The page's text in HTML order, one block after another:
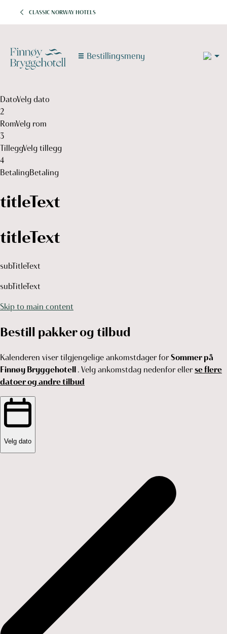
CLASSIC NORWAY HOTELS
Bestillingsmeny
DatoVelg dato
2
RomVelg rom
3
TilleggVelg tillegg
4
BetalingBetaling
titleText
titleText
subTitleText
subTitleText
Skip to main content
Bestill pakker og tilbud
Kalenderen viser tilgjengelige ankomstdager for Sommer på
Finnøy Bryggehotell . Velg ankomstdag nedenfor eller se flere
datoer og andre tilbud
Velg dato